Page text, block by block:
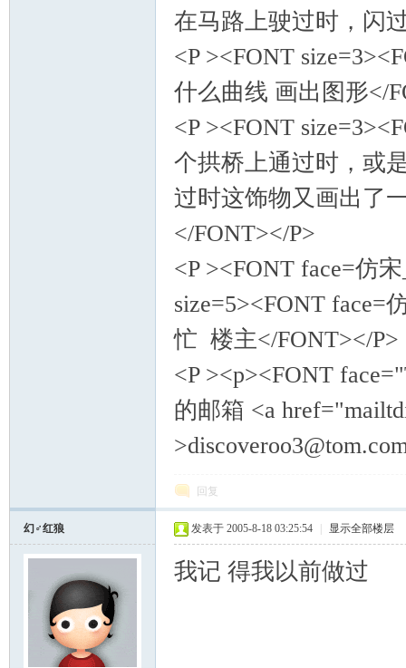
在马路上驶过时，闪
<P ><FONT
什么曲线 画出图形</
<P ><FONT
个拱桥上通过时，或
过时这饰物又画出了
</FONT></P>
<P ><FONT face=仿
size=5><FONT face=
忙 楼主</FONT></P>
<P ><p><FONT
的邮箱 <a
回复
幻♂红狼 发表于 2005-8-18 03:25:54 显示全部楼层
我记 得我以前做过